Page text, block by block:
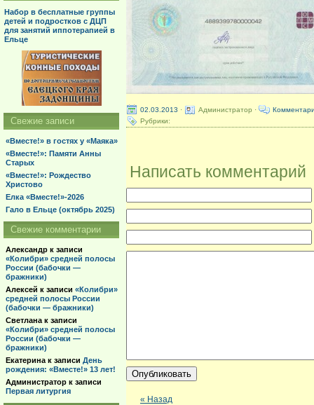
02.03.2013 · Администратор ·
Рубрики:
Написать комментарий
« Назад
Набор в бесплатные группы
детей и подростков с ДЦП
для занятий иппотерапией в
Ельце
Свежие записи
«Вместе!» в гостях у «Маяка»
«Вместе!»: Памяти Анны
Старых
«Вместе!»: Рождество
Христово
Елка «Вместе!»-2026
Гало в Ельце (октябрь 2025)
Свежие комментарии
Александр к записи
«Колибри» средней полосы
России (бабочки —
бражники)
Алексей к записи «Колибри»
средней полосы России
(бабочки — бражники)
Светлана к записи
«Колибри» средней полосы
России (бабочки —
бражники)
Екатерина к записи День
рождения: «Вместе!» 13 лет!
Администратор к записи
Первая литургия